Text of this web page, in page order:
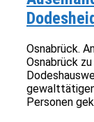
Osnabrück.
Osnabrück
Personen